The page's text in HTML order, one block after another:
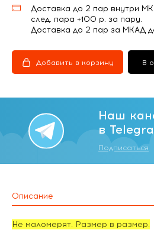
Доставка до 2 пар внутри
след. пара +100 р. за пару.
Доставка до 2 пар за МКАД
Добавить в корзину В
Наш
в
Подписаться
Описание
Не маломерят. Размер в размер.